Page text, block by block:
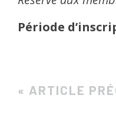
Période
« ARTICLE